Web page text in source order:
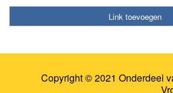
Link toevoegen
Copyright © 2021 Onderdeel